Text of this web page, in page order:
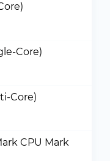
Core)
Core)
CPU Mark